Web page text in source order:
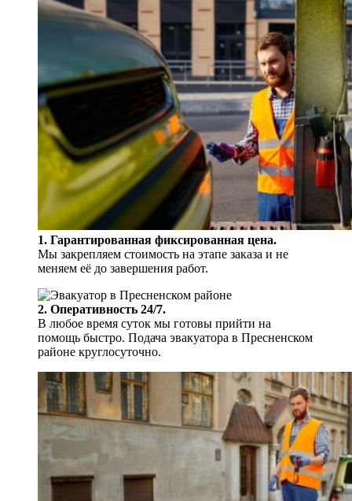
1. Гарантированная фиксированная цена.
Мы закрепляем стоимость на этапе заказа и не
меняем её до завершения работ.
2. Оперативность 24/7.
В любое время суток мы готовы прийти на
помощь быстро. Подача эвакуатора в Пресненском
районе круглосуточно.